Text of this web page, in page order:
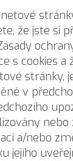
že jste si
s cookies a
stránky,
v
nebo
a/nebo
jejího